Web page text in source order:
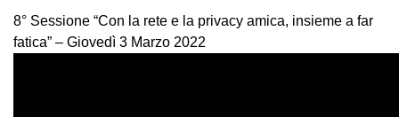
8° Sessione “Con la rete e la privacy amica, insieme a far
fatica” – Giovedì 3 Marzo 2022